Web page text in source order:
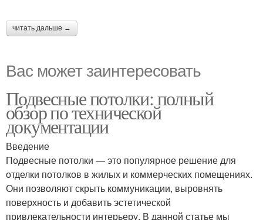
читать дальше →
Вас может заинтересовать
Подвесные потолки: полный
обзор по технической
документации
Введение
Подвесные потолки — это популярное решение для
отделки потолков в жилых и коммерческих помещениях.
Они позволяют скрыть коммуникации, выровнять
поверхность и добавить эстетической
привлекательности интерьеру. В данной статье мы